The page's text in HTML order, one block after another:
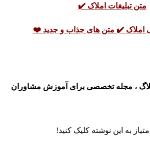
متن تبلیغات املاک ✔️
املاک ✔️ متن های جذاب و جدید ❤️
، مجله تخصصی برای آموزش مشاوران
به این نوشته کلیک کنید!